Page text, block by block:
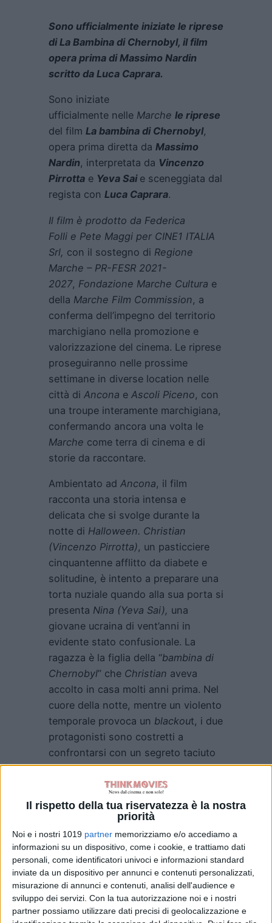
Il rispetto della tua riservatezza è la nostra
priorità
Noi e i nostri 1019 partner memorizziamo e/o accediamo a
informazioni su un dispositivo, come i cookie, e trattiamo dati
personali, come identificatori univoci e informazioni standard
inviate da un dispositivo per annunci e contenuti personalizzati,
misurazione di annunci e contenuti, analisi dell'audience e
sviluppo dei servizi. Con la tua autorizzazione noi e i nostri
partner possiamo utilizzare dati precisi di geolocalizzazione e
Sono ufficialmente iniziate le riprese
di La Bambina di Chernobyl, il film
opera prima di Massimo Nardin
scritto da Luca Caprara.
Sono iniziate
ufficialmente nelle Marche le riprese
del film La bambina di Chernobyl,
opera prima diretta da Massimo
Nardin, interpretata da Vincenzo
Pirrotta e Yeva Sai e sceneggiata dal
regista con Luca Caprara.
Il film è prodotto da Federica
Folli e Pete Maggi per CINE1 ITALIA
Srl, con il sostegno di Regione
Marche – PR-FESR 2021-
2027, Fondazione Marche Cultura e
della Marche Film Commission, a
conferma dell’impegno del territorio
marchigiano nella promozione e
valorizzazione del cinema. Le riprese
proseguiranno nelle prossime
settimane in diverse location nelle
città di Ancona e Ascoli Piceno, con
una troupe interamente marchigiana,
confermando ancora una volta le
Marche come terra di cinema e di
storie da raccontare.
Ambientato ad Ancona, il film
racconta una storia intensa e
delicata che si svolge durante la
notte di Halloween. Christian
(Vincenzo Pirrotta), un pasticciere
cinquantenne afflitto da diabete e
solitudine, è intento a preparare una
torta nuziale quando alla sua porta si
presenta Nina (Yeva Sai), una
giovane ucraina di vent’anni in
evidente stato confusionale. La
ragazza è la figlia della “bambina di
Chernobyl” che Christian aveva
accolto in casa molti anni prima. Nel
cuore della notte, mentre un violento
temporale provoca un blackout, i due
protagonisti sono costretti a
confrontarsi con un segreto taciuto
troppo a lungo. Questo incontro
inatteso innescherà un percorso di
confronto, riconciliazione e
liberazione emotiva, capace di
trasformare le loro vite.
La bambina di Chernobylsi
preannuncia come un’opera
toccante, capace di intrecciare
tematiche universali come la